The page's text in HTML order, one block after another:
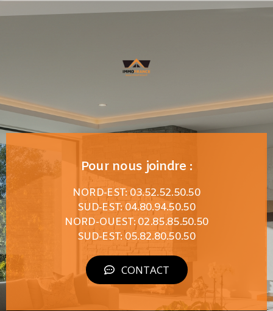
Pour nous joindre :
NORD-EST: 03.52.52.50.50
SUD-EST: 04.80.94.50.50
NORD-OUEST: 02.85.85.50.50
SUD-EST: 05.82.80.50.50
CONTACT